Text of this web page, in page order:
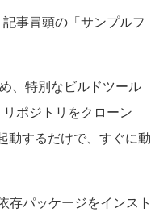
事冒頭の「サンプルフ
、特別なビルドツール
ポジトリをクローン
動するだけで、すぐに動
存パッケージをインスト